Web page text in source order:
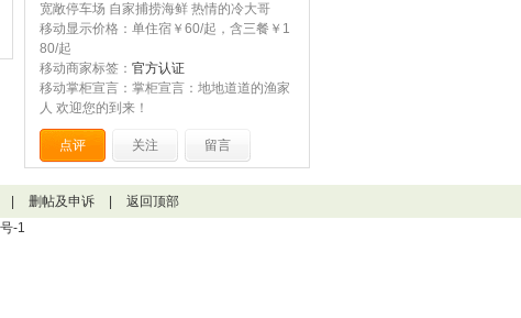
宽敞停车场 自家捕捞海鲜 热情的冷大哥
移动显示价格：单住宿￥60/起，含三餐￥1
80/起
移动商家标签： 官方认证
移动掌柜宣言：掌柜宣言：地地道道的渔家
人 欢迎您的到来！
点评 关注 留言
删帖及申诉
返回顶部
-1